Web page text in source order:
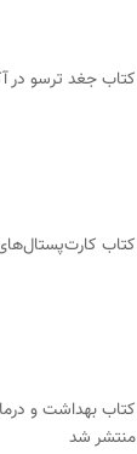
کتاب جغد ترسو در
کتاب
کتاب بهداشت و
منتشر شد